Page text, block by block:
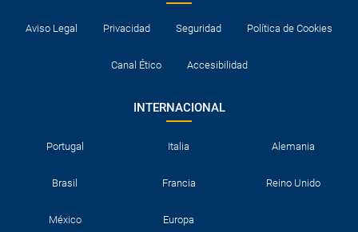
Aviso Legal Privacidad Seguridad Política de Cookies
Canal Ético Accesibilidad
INTERNACIONAL
Portugal Italia Alemania
Brasil Francia Reino Unido
México Europa